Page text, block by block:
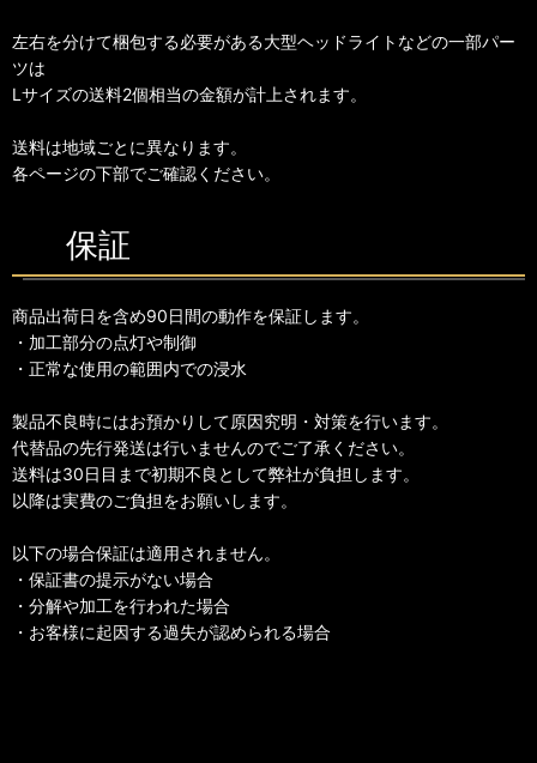
左右を分けて梱包する必要がある大型ヘッドライトなどの一部パー
ツは
Lサイズの送料2個相当の金額が計上されます。
送料は地域ごとに異なります。
各ページの下部でご確認ください。
保証
商品出荷日を含め90日間の動作を保証します。
・加工部分の点灯や制御
・正常な使用の範囲内での浸水
製品不良時にはお預かりして原因究明・対策を行います。
代替品の先行発送は行いませんのでご了承ください。
送料は30日目まで初期不良として弊社が負担します。
以降は実費のご負担をお願いします。
以下の場合保証は適用されません。
・保証書の提示がない場合
・分解や加工を行われた場合
・お客様に起因する過失が認められる場合